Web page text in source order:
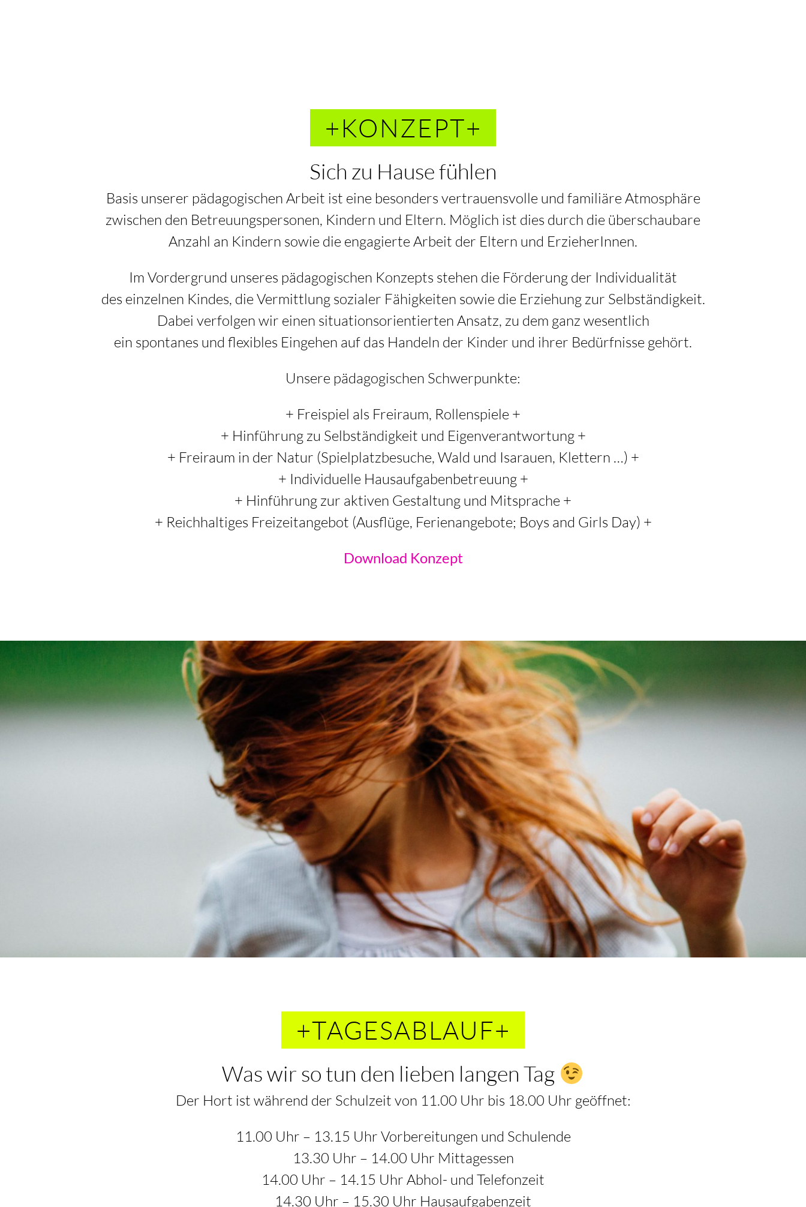
+KONZEPT+
Sich zu Hause fühlen
Basis unserer pädagogischen Arbeit ist eine besonders vertrauensvolle und familiäre Atmosphäre
zwischen den Betreuungspersonen, Kindern und Eltern. Möglich ist dies durch die überschaubare
Anzahl an Kindern sowie die engagierte Arbeit der Eltern und ErzieherInnen.
Im Vordergrund unseres pädagogischen Konzepts stehen die Förderung der Individualität
des einzelnen Kindes, die Vermittlung sozialer Fähigkeiten sowie die Erziehung zur Selbständigkeit.
Dabei verfolgen wir einen situationsorientierten Ansatz, zu dem ganz wesentlich
ein spontanes und flexibles Eingehen auf das Handeln der Kinder und ihrer Bedürfnisse gehört.
Unsere pädagogischen Schwerpunkte:
Freispiel als Freiraum, Rollenspiele +
Hinführung zu Selbständigkeit und Eigenverantwortung +
Freiraum in der Natur (Spielplatzbesuche, Wald und Isarauen, Klettern …) +
Individuelle Hausaufgabenbetreuung +
Hinführung zur aktiven Gestaltung und Mitsprache +
Reichhaltiges Freizeitangebot (Ausflüge, Ferienangebote; Boys and Girls Day) +
Download Konzept
+TAGESABLAUF+
Was wir so tun den lieben langen Tag
Der Hort ist während der Schulzeit von 11.00 Uhr bis 18.00 Uhr geöffnet:
11.00 Uhr – 13.15 Uhr Vorbereitungen und Schulende
13.30 Uhr – 14.00 Uhr Mittagessen
14.00 Uhr – 14.15 Uhr Abhol- und Telefonzeit
14.30 Uhr – 15.30 Uhr Hausaufgabenzeit